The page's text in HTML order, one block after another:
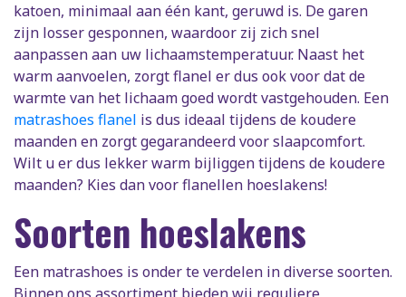
katoen, minimaal aan één kant, geruwd is. De garen
zijn losser gesponnen, waardoor zij zich snel
aanpassen aan uw lichaamstemperatuur. Naast het
warm aanvoelen, zorgt flanel er dus ook voor dat de
warmte van het lichaam goed wordt vastgehouden. Een
matrashoes flanel is dus ideaal tijdens de koudere
maanden en zorgt gegarandeerd voor slaapcomfort.
Wilt u er dus lekker warm bijliggen tijdens de koudere
maanden? Kies dan voor flanellen hoeslakens!
Soorten hoeslakens
Een matrashoes is onder te verdelen in diverse soorten.